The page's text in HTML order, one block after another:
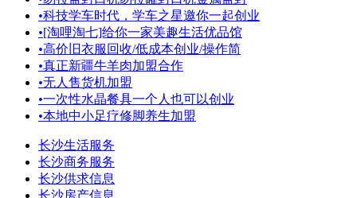
•科技学车时代，学车之星邀你一起创业
•[淘哩淘七]给你一家美趣生活优品馆
•高价旧衣服回收/低成本创业/操作简
•真正新疆牛羊肉加盟合作
•无人售货机加盟
•一次性水晶餐具一个人也可以创业
•本地中小足疗修脚养生加盟
长沙生活服务
长沙商务服务
长沙供求信息
长沙房产信息